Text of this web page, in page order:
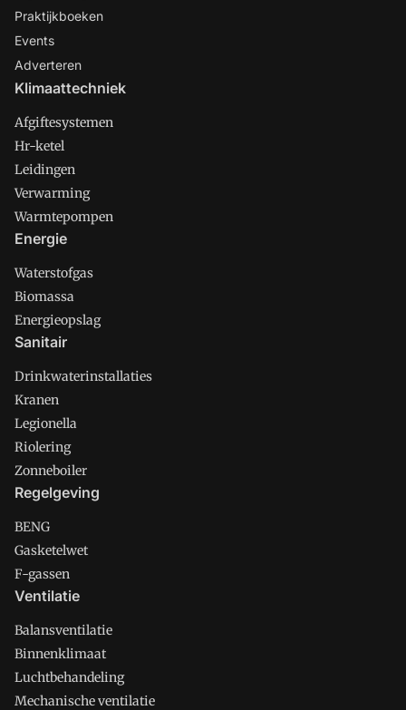
Praktijkboeken
Events
Adverteren
Klimaattechniek
Afgiftesystemen
Hr-ketel
Leidingen
Verwarming
Warmtepompen
Energie
Waterstofgas
Biomassa
Energieopslag
Sanitair
Drinkwaterinstallaties
Kranen
Legionella
Riolering
Zonneboiler
Regelgeving
BENG
Gasketelwet
F-gassen
Ventilatie
Balansventilatie
Binnenklimaat
Luchtbehandeling
Mechanische ventilatie